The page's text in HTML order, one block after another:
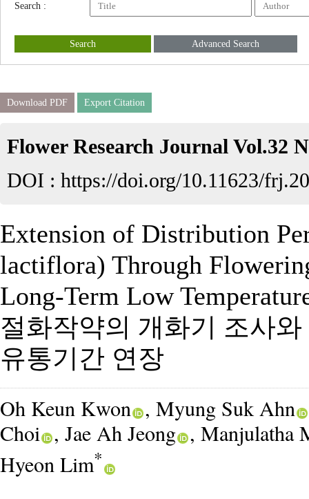
Search :
Search Advanced Search
Download PDF Export Citation
Flower Research Journal Vol.32
DOI : https://doi.org/10.11623/
Extension of Distribution
lactiflora) Through
Long-Term Low
절화작약의 개화기 조사
유통기간 연장
Oh Keun Kwon , Myung Suk Ahn
Choi , Jae Ah Jeong , Manjulatha
Hyeon Lim*